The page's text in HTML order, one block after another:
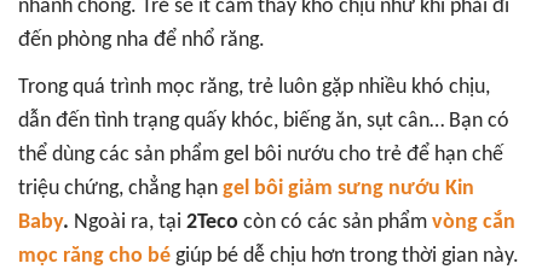
nhanh chóng. Trẻ sẽ ít cảm thấy khó chịu như khi phải đi
đến phòng nha để nhổ răng.
Trong quá trình mọc răng, trẻ luôn gặp nhiều khó chịu,
dẫn đến tình trạng quấy khóc, biếng ăn, sụt cân… Bạn có
thể dùng các sản phẩm gel bôi nướu cho trẻ để hạn chế
triệu chứng, chẳng hạn gel bôi giảm sưng nướu Kin
Baby. Ngoài ra, tại 2Teco còn có các sản phẩm vòng cắn
mọc răng cho bé giúp bé dễ chịu hơn trong thời gian này.